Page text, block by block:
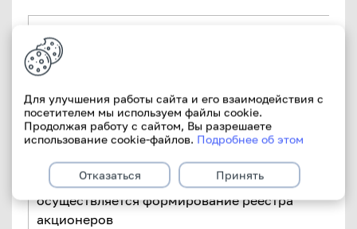
Полное наименование акционерного
общества
Местонахождение акционерного общества
Наименование уполномоченного органа
акционерного общества и дата принятия им
решения, в соответствии с которым
осуществляется формирование реестра
акционеров
Для улучшения работы сайта и его взаимодействия с
посетителем мы используем файлы cookie.
Продолжая работу с сайтом, Вы разрешаете
использование cookie-файлов. Подробнее об этом
Отказаться Принять